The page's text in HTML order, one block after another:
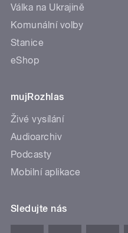
Válka na Ukrajině
Komunální volby
Stanice
eShop
mujRozhlas
Živé vysílání
Audioarchiv
Podcasty
Mobilní aplikace
Sledujte nás